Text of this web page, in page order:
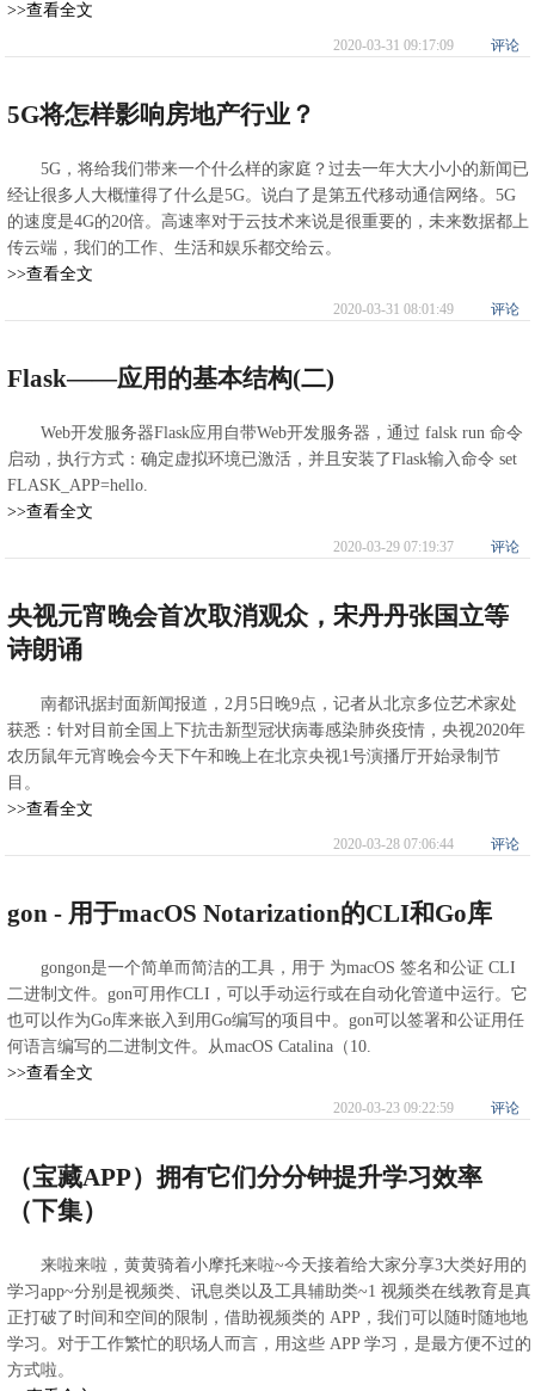
>>查看全文
2020-03-31 09:17:09 评论
5G将怎样影响房地产行业？
5G，将给我们带来一个什么样的家庭？过去一年大大小小的新闻已
经让很多人大概懂得了什么是5G。说白了是第五代移动通信网络。5G
的速度是4G的20倍。高速率对于云技术来说是很重要的，未来数据都上
传云端，我们的工作、生活和娱乐都交给云。
>>查看全文
2020-03-31 08:01:49 评论
Flask——应用的基本结构(二)
Web开发服务器Flask应用自带Web开发服务器，通过 falsk run 命令
启动，执行方式：确定虚拟环境已激活，并且安装了Flask输入命令 set
FLASK_APP=hello.
>>查看全文
2020-03-29 07:19:37 评论
央视元宵晚会首次取消观众，宋丹丹张国立等
诗朗诵
南都讯据封面新闻报道，2月5日晚9点，记者从北京多位艺术家处
获悉：针对目前全国上下抗击新型冠状病毒感染肺炎疫情，央视2020年
农历鼠年元宵晚会今天下午和晚上在北京央视1号演播厅开始录制节
目。
>>查看全文
2020-03-28 07:06:44 评论
gon - 用于macOS Notarization的CLI和Go库
gongon是一个简单而简洁的工具，用于 为macOS 签名和公证 CLI
二进制文件。gon可用作CLI，可以手动运行或在自动化管道中运行。它
也可以作为Go库来嵌入到用Go编写的项目中。gon可以签署和公证用任
何语言编写的二进制文件。从macOS Catalina（10.
>>查看全文
2020-03-23 09:22:59 评论
（宝藏APP）拥有它们分分钟提升学习效率
（下集）
来啦来啦，黄黄骑着小摩托来啦~今天接着给大家分享3大类好用的
学习app~分别是视频类、讯息类以及工具辅助类~1 视频类在线教育是真
正打破了时间和空间的限制，借助视频类的 APP，我们可以随时随地地
学习。对于工作繁忙的职场人而言，用这些 APP 学习，是最方便不过的
方式啦。